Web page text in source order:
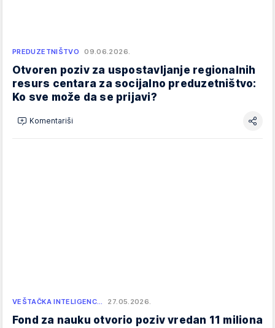
PREDUZETNIŠTVO 09.06.2026.
Otvoren poziv za uspostavljanje regionalnih
resurs centara za socijalno preduzetništvo:
Ko sve može da se prijavi?
Komentariši
VEŠTAČKA INTELIGENC… 27.05.2026.
Fond za nauku otvorio poziv vredan 11 miliona